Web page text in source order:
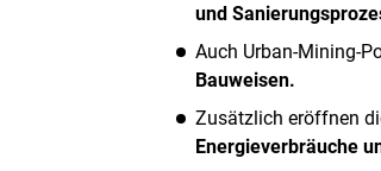
und
Auch Urban-Mining-
Bauweisen.
Zusätzlich eröffnen
Energieverbräuche